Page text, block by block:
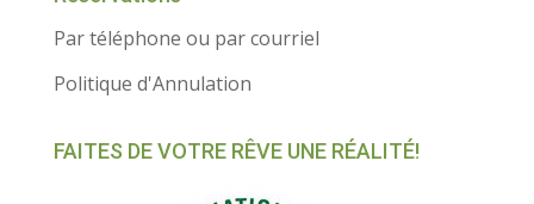
Par téléphone ou par courriel
Politique d'Annulation
FAITES DE VOTRE RÊVE UNE RÉALITÉ!